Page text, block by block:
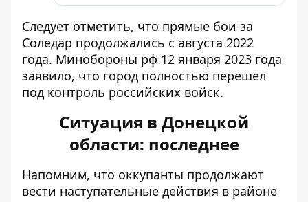
Следует отметить, что прямые бои за
Соледар продолжались с августа 2022
года. Минобороны рф 12 января 2023 года
заявило, что город полностью перешел
под контроль российских войск.
Ситуация в Донецкой
области: последнее
Напомним, что оккупанты продолжают
вести наступательные действия в районе